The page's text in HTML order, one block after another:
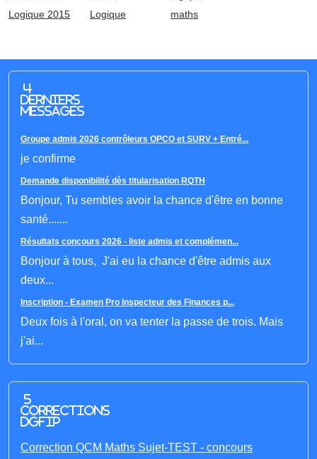
Logique 2015
Logique
maths
4
derniers
messages
Groupe admis 2026 contrôleurs OPCO et SURV + Entré...
je confirme
Demande disponibilité dès titularisation RQTH
Bonjour, Tu sembles avoir la chance d'être en bonne
santé.......
Résultats concours 2026 - liste admis et complémen...
Bonjour à tous, J'ai eu la chance d'être admis aux
deux...
Inscription - Examen Pro Inspecteur des Finances p...
Deux fois à l'oral, on va tenter la passe de trois. Mais
j'ai...
5
corrections
DGFIP
Correction QCM Maths Sujet-TEST - concours